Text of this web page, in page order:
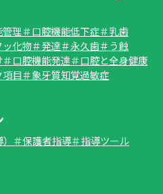
管理＃口腔機能低下症＃乳歯
ッ化物＃発達＃永久歯＃う蝕
＃口腔機能発達＃口腔と全身健康
項目＃象牙質知覚過敏症
＃保護者指導＃指導ツール